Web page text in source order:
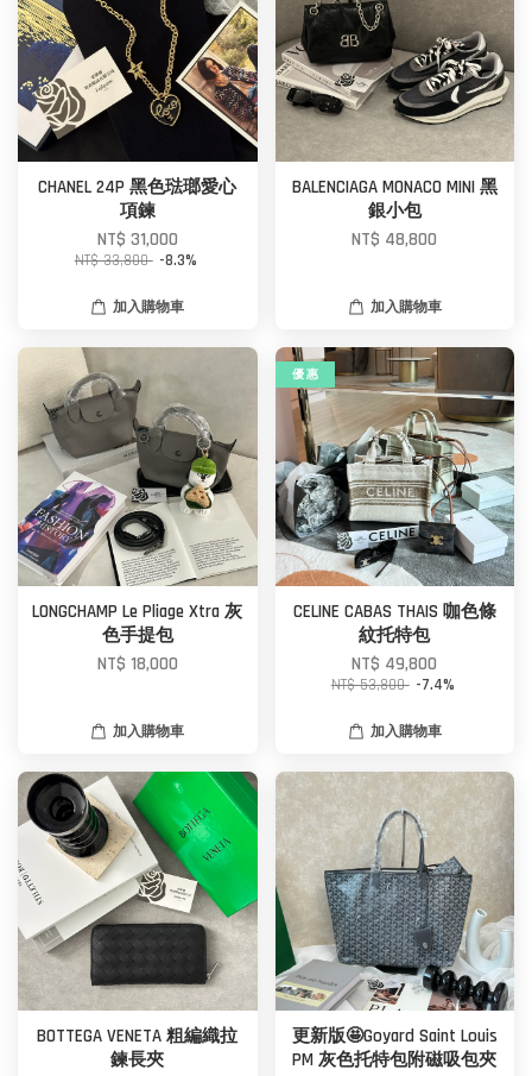
CHANEL 24P 黑色琺瑯愛心
項鍊
NT$ 31,000
NT$ 33,800 -8.3%
加入購物車
BALENCIAGA MONACO MINI 黑
銀小包
NT$ 48,800
加入購物車
LONGCHAMP Le Pliage Xtra 灰
色手提包
NT$ 18,000
加入購物車
優 惠
CELINE CABAS THAIS 咖色條
紋托特包
NT$ 49,800
NT$ 53,800 -7.4%
加入購物車
BOTTEGA VENETA 粗編織拉
鍊長夾
更新版🤩Goyard Saint Louis
PM 灰色托特包附磁吸包夾